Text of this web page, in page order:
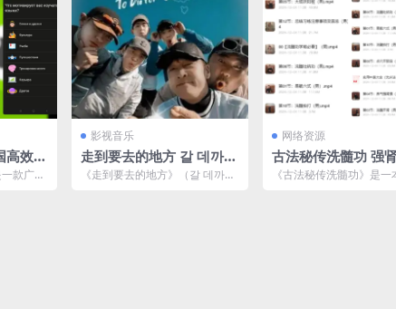
效学
款广受
影视音乐
走到要去的地方 갈 데까지
간다 (2024) 全8集 1080
《走到要去的地方》（갈 데까지
网络资源
古法秘传洗髓功 强肾壮阳
男性必备
《古法秘传洗髓功》是一